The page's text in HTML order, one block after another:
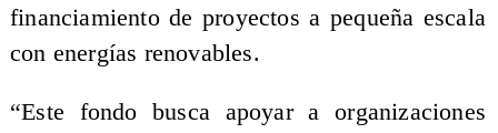
financiamiento de proyectos a pequeña escala
con energías renovables.
“Este fondo busca apoyar a organizaciones